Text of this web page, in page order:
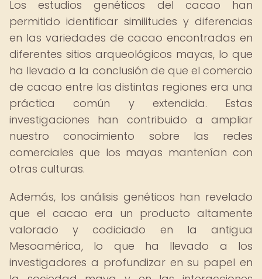
Los estudios genéticos del cacao han
permitido identificar similitudes y diferencias
en las variedades de cacao encontradas en
diferentes sitios arqueológicos mayas, lo que
ha llevado a la conclusión de que el comercio
de cacao entre las distintas regiones era una
práctica común y extendida. Estas
investigaciones han contribuido a ampliar
nuestro conocimiento sobre las redes
comerciales que los mayas mantenían con
otras culturas.
Además, los análisis genéticos han revelado
que el cacao era un producto altamente
valorado y codiciado en la antigua
Mesoamérica, lo que ha llevado a los
investigadores a profundizar en su papel en